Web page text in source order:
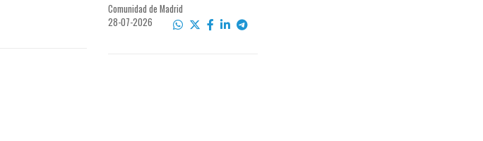
Comunidad de Madrid
28-07-2026